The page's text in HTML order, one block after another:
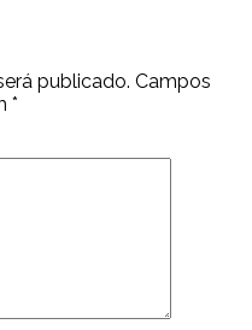
publicado. Campos
*